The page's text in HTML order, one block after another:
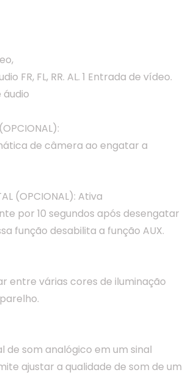
FR, FL, RR. AL. 1 Entrada de vídeo.
áudio
de câmera ao engatar a
(OPCIONAL): Ativa
por 10 segundos após desengatar
função desabilita a função AUX.
entre várias cores de iluminação
de som analógico em um sinal
ajustar a qualidade de som de um